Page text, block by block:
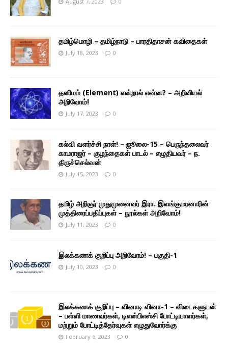
தமிழ்மொழி – தமிழ்நாடு – பாரதிதாசன் கவிதைகள்
July 18, 2023 0
தனிமம் (Element) என்றால் என்ன? – அறிவியல்
அறிவோம்!
July 17, 2023 0
கல்வி வளர்ச்சி நாள்! – ஜூலை-15 – பெருந்தலைவர்
காமராஜர் – குழந்தைகள் பாடல் – எழுதியவர் – ந.
திருச்செல்வன்
July 15, 2023 0
தமிழ் அறிஞர் முதுமுனைவர் இரா. இளங்குமரனாரின்
முத்திரைப்பதிப்புகள் – நூல்கள் அறிவோம்!
July 11, 2023 0
இலக்கணக் குறிப்பு அறிவோம்! – பகுதி-1
July 10, 2023 0
இலக்கணக் குறிப்பு – வினாடி வினா-1 – விடைகளுடன்
– பள்ளி மாணவர்கள், டிஎன்பிஎஸ்சி போட்டியாளர்கள்,
மற்றும் போட்டித்தேர்வுகள் எழுதுவோர்க்கு
February 6, 2023 0